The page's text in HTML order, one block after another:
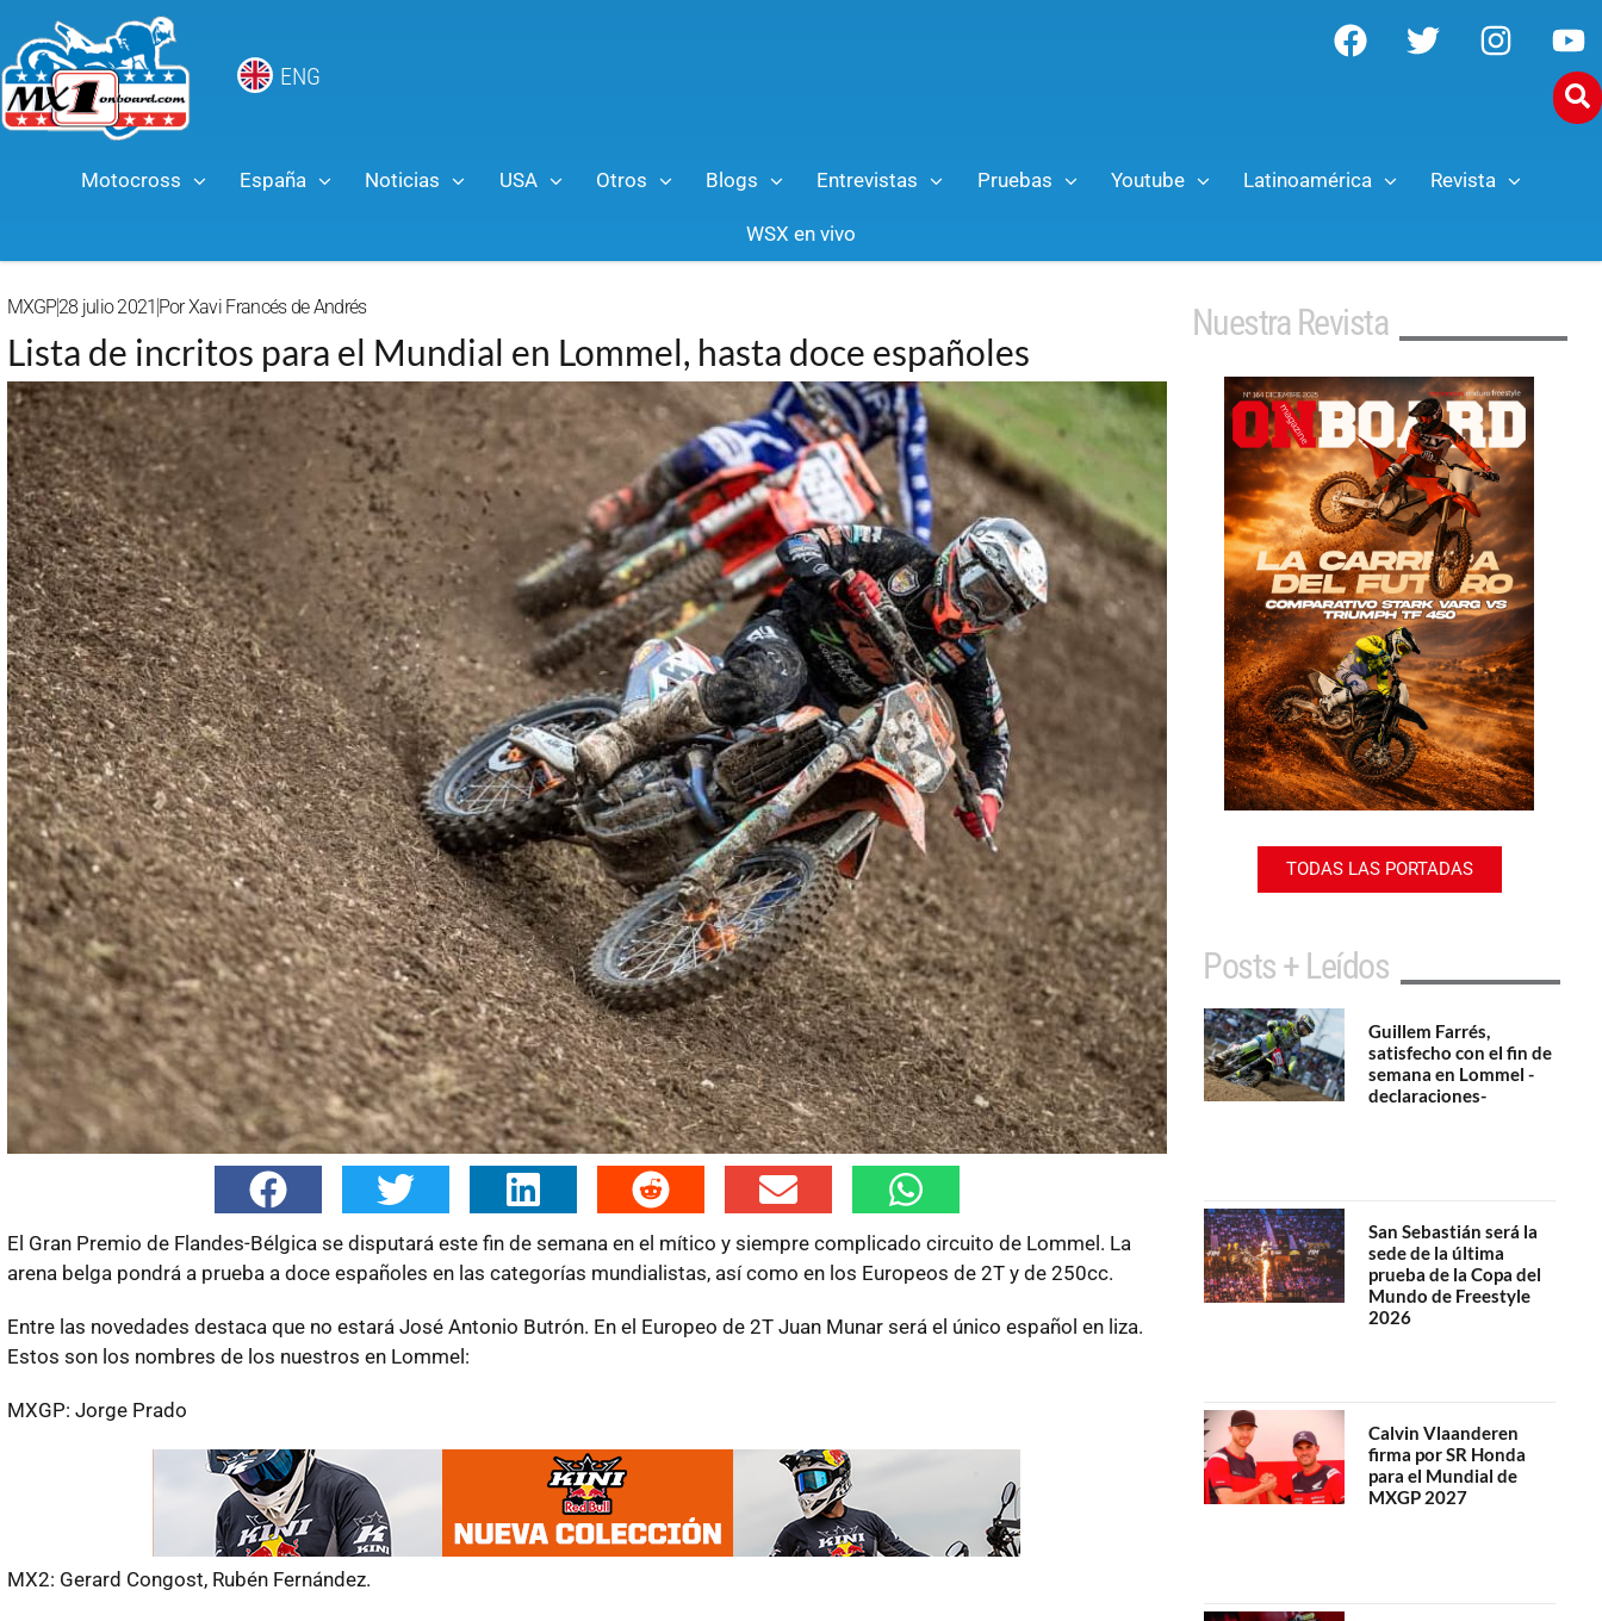
ENG
Motocross España Noticias USA Otros Blogs Entrevistas Pruebas Youtube Latinoamérica Revista
WSX en vivo
MXGP28 julio 2021 PorXavi Francés de Andrés
Lista de incritos para el Mundial en Lommel, hasta doce españoles
El Gran Premio de Flandes-Bélgica se disputará este fin de semana en el mítico y siempre complicado circuito de Lommel. La
arena belga pondrá a prueba a doce españoles en las categorías mundialistas, así como en los Europeos de 2T y de 250cc.
Entre las novedades destaca que no estará José Antonio Butrón. En el Europeo de 2T Juan Munar será el único español en liza.
Estos son los nombres de los nuestros en Lommel:
MXGP: Jorge Prado
MX2: Gerard Congost, Rubén Fernández.
Nuestra Revista
TODAS LAS PORTADAS
Posts + Leídos
Guillem Farrés,
satisfecho con el fin de
semana en Lommel -
declaraciones-
San Sebastián será la
sede de la última
prueba de la Copa del
Mundo de Freestyle
2026
Calvin Vlaanderen
firma por SR Honda
para el Mundial de
MXGP 2027